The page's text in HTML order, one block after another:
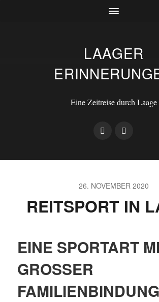
LAAGER
Eine Zeitreise durch Laage
26. NOVEMBER 2020
REITSPORT IN
EINE SPORTART
GROSSER F
AMILIENBINDUNG